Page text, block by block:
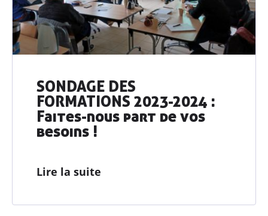
SONDAGE DES
FORMATIONS 2023-2024 :
Faites-nous part de vos
besoins !
Lire la suite